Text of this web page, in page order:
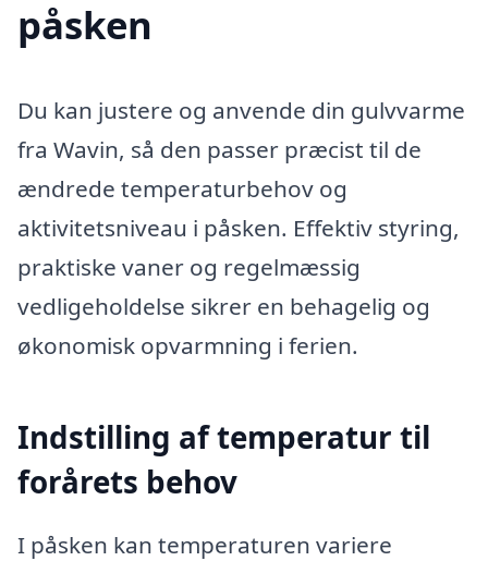
påsken
Du kan justere og anvende din gulvvarme
fra Wavin, så den passer præcist til de
ændrede temperaturbehov og
aktivitetsniveau i påsken. Effektiv styring,
praktiske vaner og regelmæssig
vedligeholdelse sikrer en behagelig og
økonomisk opvarmning i ferien.
Indstilling af temperatur til
forårets behov
I påsken kan temperaturen variere